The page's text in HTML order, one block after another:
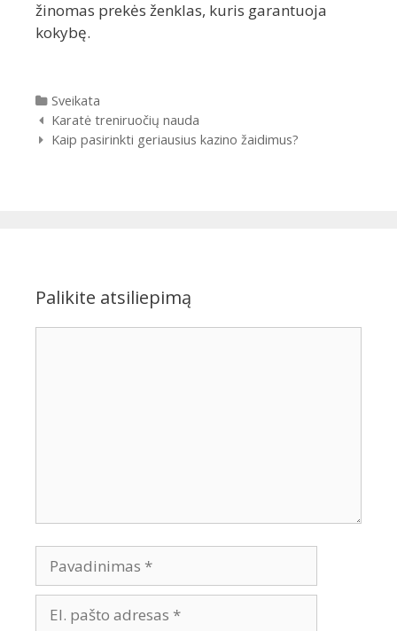
žinomas prekės ženklas, kuris garantuoja
kokybę.
Kategorijos
Sveikata
Įrašų
navigacija
Karatė treniruočių nauda
Kaip pasirinkti geriausius kazino žaidimus?
Palikite atsiliepimą